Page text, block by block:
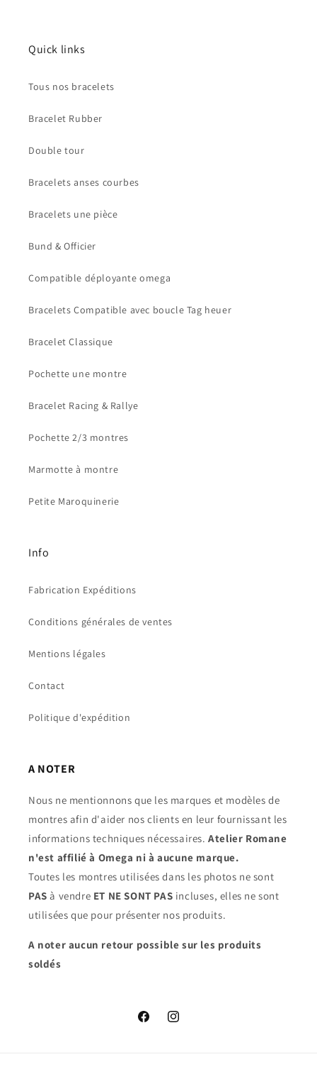
Quick links
Tous nos bracelets
Bracelet Rubber
Double tour
Bracelets anses courbes
Bracelets une pièce
Bund & Officier
Compatible déployante omega
Bracelets Compatible avec boucle Tag heuer
Bracelet Classique
Pochette une montre
Bracelet Racing & Rallye
Pochette 2/3 montres
Marmotte à montre
Petite Maroquinerie
Info
Fabrication Expéditions
Conditions générales de ventes
Mentions légales
Contact
Politique d'expédition
A NOTER
Nous ne mentionnons que les marques et modèles de
montres afin d'aider nos clients en leur fournissant les
informations techniques nécessaires. Atelier Romane
n'est affilié à Omega ni à aucune marque.
Toutes les montres utilisées dans les photos ne sont
PAS à vendre ET NE SONT PAS incluses, elles ne sont
utilisées que pour présenter nos produits.
A noter aucun retour possible sur les produits
soldés
FacebookInstagram
Connectez-vous à votre compte pour ajouter des